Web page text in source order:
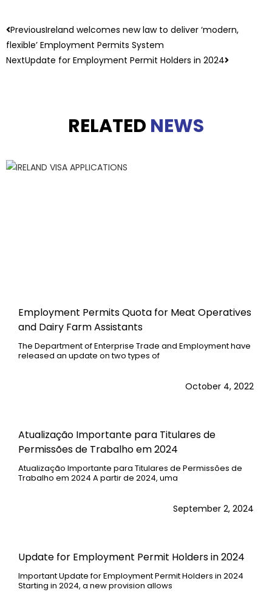
PreviousIreland welcomes new law to deliver ‘modern,
flexible’ Employment Permits System
NextUpdate for Employment Permit Holders in 2024
RELATED NEWS
Employment Permits Quota for Meat Operatives
and Dairy Farm Assistants
The Department of Enterprise Trade and Employment have
released an update on two types of
October 4, 2022
Atualização Importante para Titulares de
Permissões de Trabalho em 2024
Atualização Importante para Titulares de Permissões de
Trabalho em 2024 A partir de 2024, uma
September 2, 2024
Update for Employment Permit Holders in 2024
Important Update for Employment Permit Holders in 2024
Starting in 2024, a new provision allows